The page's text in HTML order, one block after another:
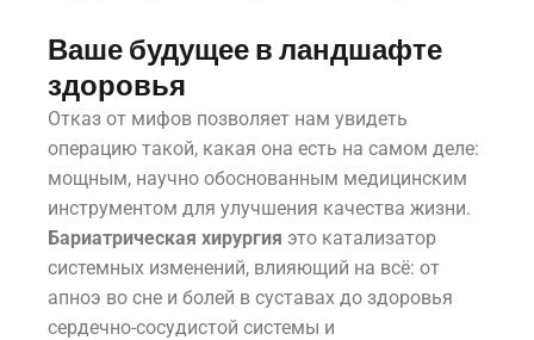
Ваше будущее в ландшафте
здоровья
Отказ от мифов позволяет нам увидеть
операцию такой, какая она есть на самом деле:
мощным, научно обоснованным медицинским
инструментом для улучшения качества жизни.
Бариатрическая хирургия это катализатор
системных изменений, влияющий на всё: от
апноэ во сне и болей в суставах до здоровья
сердечно-сосудистой системы и